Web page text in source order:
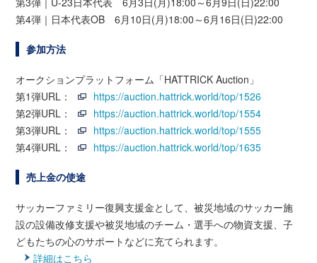
第4弾｜日本代表OB 6月10日(月)18:00～6月16日(日)22:00
参加方法
オークションプラットフォーム「HATTRICK Auction」
第1弾URL：
https://auction.hattrick.world/top/1526
第2弾URL：
https://auction.hattrick.world/top/1554
第3弾URL：
https://auction.hattrick.world/top/1555
第4弾URL：
https://auction.hattrick.world/top/1635
売上金の使途
サッカーファミリー復興支援金として、被災地域のサッカー施
設の設備改修支援や被災地域のチーム・選手への物資支援、子
どもたちの心のサポートなどに充てられます。
詳細はこちら